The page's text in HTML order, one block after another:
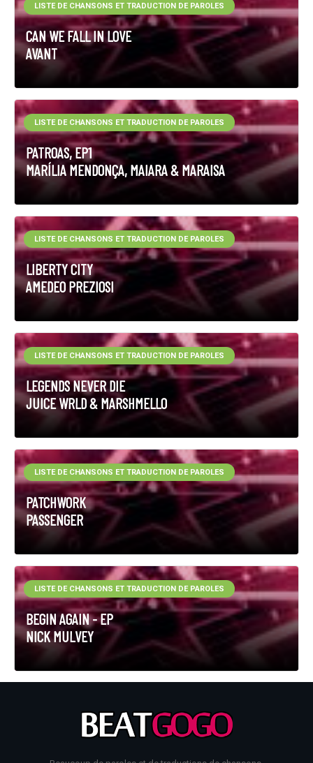
CAN WE FALL IN LOVE
AVANT
LISTE DE CHANSONS ET TRADUCTION DE PAROLES
PATROAS, EP1
MARÍLIA MENDONÇA, MAIARA & MARAISA
LISTE DE CHANSONS ET TRADUCTION DE PAROLES
LIBERTY CITY
AMEDEO PREZIOSI
LISTE DE CHANSONS ET TRADUCTION DE PAROLES
LEGENDS NEVER DIE
JUICE WRLD & MARSHMELLO
LISTE DE CHANSONS ET TRADUCTION DE PAROLES
PATCHWORK
PASSENGER
LISTE DE CHANSONS ET TRADUCTION DE PAROLES
BEGIN AGAIN - EP
NICK MULVEY
LISTE DE CHANSONS ET TRADUCTION DE PAROLES